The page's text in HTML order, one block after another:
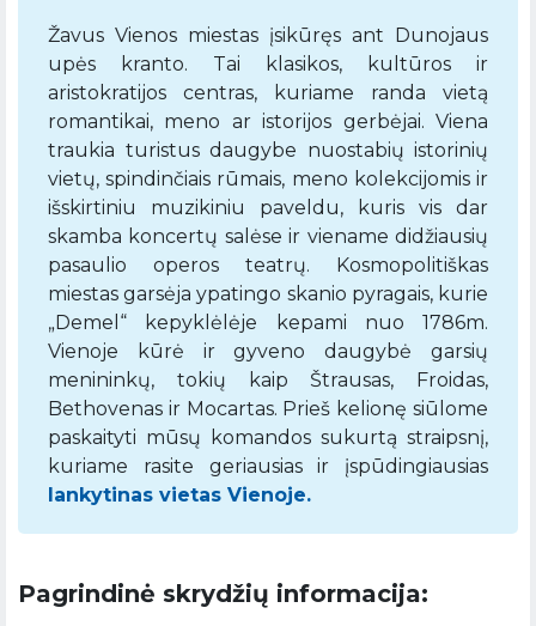
Žavus Vienos miestas įsikūręs ant Dunojaus
upės kranto. Tai klasikos, kultūros ir
aristokratijos centras, kuriame randa vietą
romantikai, meno ar istorijos gerbėjai. Viena
traukia turistus daugybe nuostabių istorinių
vietų, spindinčiais rūmais, meno kolekcijomis ir
išskirtiniu muzikiniu paveldu, kuris vis dar
skamba koncertų salėse ir viename didžiausių
pasaulio operos teatrų. Kosmopolitiškas
miestas garsėja ypatingo skanio pyragais, kurie
„Demel“ kepyklėlėje kepami nuo 1786m.
Vienoje kūrė ir gyveno daugybė garsių
menininkų, tokių kaip Štrausas, Froidas,
Bethovenas ir Mocartas. Prieš kelionę siūlome
paskaityti mūsų komandos sukurtą straipsnį,
kuriame rasite geriausias ir įspūdingiausias
lankytinas vietas Vienoje.
Pagrindinė skrydžių informacija: